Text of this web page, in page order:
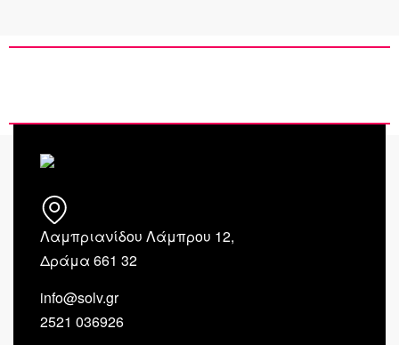
Λαμπριανίδου Λάμπρου 12,
Δράμα 661 32
info@solv.gr
2521 036926